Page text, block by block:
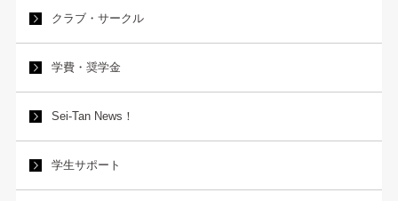
クラブ・サークル
学費・奨学金
Sei-Tan News！
学生サポート